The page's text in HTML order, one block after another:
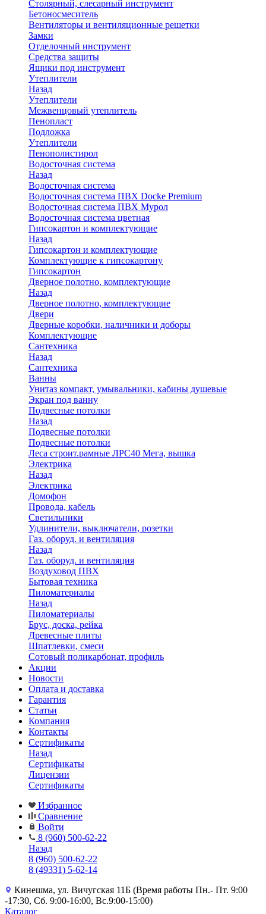
Столярный, слесарный инструмент
Бетоносмеситель
Вентиляторы и вентиляционные решетки
Замки
Отделочный инструмент
Средства защиты
Ящики под инструмент
Утеплители
Назад
Утеплители
Межвенцовый утеплитель
Пенопласт
Подложка
Утеплители
Пенополистирол
Водосточная система
Назад
Водосточная система
Водосточная система ПВХ Docke Premium
Водосточная система ПВХ Мурол
Водосточная система цветная
Гипсокартон и комплектующие
Назад
Гипсокартон и комплектующие
Комплектующие к гипсокартону
Гипсокартон
Дверное полотно, комплектующие
Назад
Дверное полотно, комплектующие
Двери
Дверные коробки, наличники и доборы
Комплектующие
Сантехника
Назад
Сантехника
Ванны
Унитаз компакт, умывальники, кабины душевые
Экран под ванну
Подвесные потолки
Назад
Подвесные потолки
Подвесные потолки
Леса строит.рамные ЛРС40 Мега, вышка
Электрика
Назад
Электрика
Домофон
Провода, кабель
Светильники
Удлинители, выключатели, розетки
Газ. оборуд. и вентиляция
Назад
Газ. оборуд. и вентиляция
Воздуховод ПВХ
Бытовая техника
Пиломатериалы
Назад
Пиломатериалы
Брус, доска, рейка
Древесные плиты
Шпатлевки, смеси
Сотовый поликарбонат, профиль
Акции
Новости
Оплата и доставка
Гарантия
Статьи
Компания
Контакты
Сертификаты
Назад
Сертификаты
Лицензии
Сертификаты
Избранное
Сравнение
Войти
8 (960) 500-62-22
Назад
8 (960) 500-62-22
8 (49331) 5-62-14
Кинешма, ул. Вичугская 11Б (Время работы Пн.- Пт. 9:00
-17:30, Сб. 9:00-16:00, Вс.9:00-15:00)
Каталог